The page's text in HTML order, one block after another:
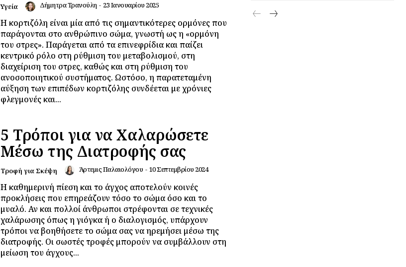
Υγεία Δήμητρα Τρανούλη - 23 Ιανουαρίου 2025
Η κορτιζόλη είναι μία από τις σημαντικότερες ορμόνες που
παράγονται στο ανθρώπινο σώμα, γνωστή ως η «ορμόνη
του στρες». Παράγεται από τα επινεφρίδια και παίζει
κεντρικό ρόλο στη ρύθμιση του μεταβολισμού, στη
διαχείριση του στρες, καθώς και στη ρύθμιση του
ανοσοποιητικού συστήματος. Ωστόσο, η παρατεταμένη
αύξηση των επιπέδων κορτιζόλης συνδέεται με χρόνιες
φλεγμονές και...
5 Τρόποι για να Χαλαρώσετε
Μέσω της Διατροφής σας
Τροφή για Σκέψη Άρτεμις Παλαιολόγου - 10 Σεπτεμβρίου 2024
Η καθημερινή πίεση και το άγχος αποτελούν κοινές
προκλήσεις που επηρεάζουν τόσο το σώμα όσο και το
μυαλό. Αν και πολλοί άνθρωποι στρέφονται σε τεχνικές
χαλάρωσης όπως η γιόγκα ή ο διαλογισμός, υπάρχουν
τρόποι να βοηθήσετε το σώμα σας να ηρεμήσει μέσω της
διατροφής. Οι σωστές τροφές μπορούν να συμβάλλουν στη
μείωση του άγχους...